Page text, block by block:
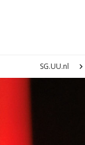
SG.UU.nl